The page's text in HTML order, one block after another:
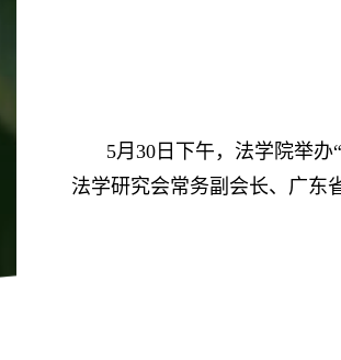
5月30日下午，法学院举
法学研究会常务副会长、广东